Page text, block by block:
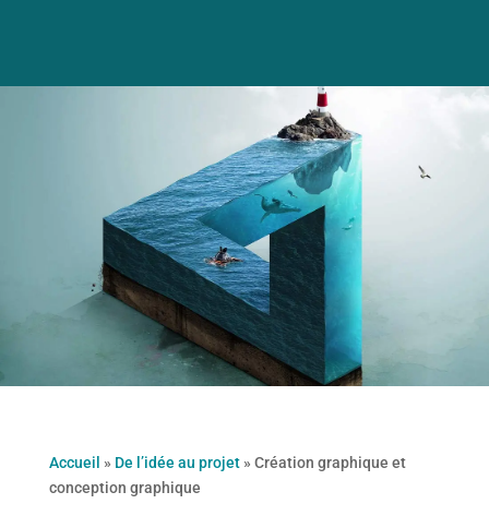
Accueil » De l’idée au projet» Création graphique et
conception graphique